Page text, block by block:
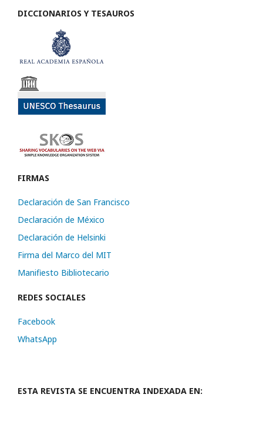
DICCIONARIOS Y TESAUROS
FIRMAS
Declaración de San Francisco
Declaración de México
Declaración de Helsinki
Firma del Marco del MIT
Manifiesto Bibliotecario
REDES SOCIALES
Facebook
WhatsApp
ESTA REVISTA SE ENCUENTRA INDEXADA EN: